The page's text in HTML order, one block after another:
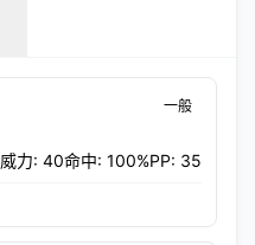
一般
威力: 40命中: 100%PP: 35